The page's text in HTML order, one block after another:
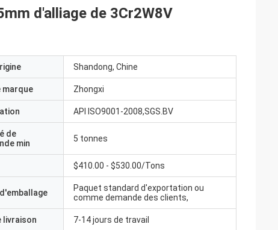
d'alliage de 3Cr2W8V
Shandong, Chine
marque Zhongxi
API ISO9001-2008,SGS.BV
de
min
5 tonnes
$410.00 - $530.00/Tons
Paquet standard d'exportation ou
comme demande des clients,
livraison 7-14 jours de travail